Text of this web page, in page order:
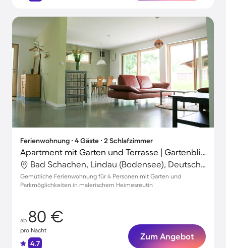
Ferienwohnung ∙ 4 Gäste ∙ 2 Schlafzimmer
Apartment mit Garten und Terrasse | Gartenblick
Bad Schachen, Lindau (Bodensee), Deutschland
Gemütliche Ferienwohnung für 4 Personen mit Garten und
Parkmöglichkeiten in malerischem Heimesreutin
ab 80 €
pro Nacht
4.7
Zum Angebot